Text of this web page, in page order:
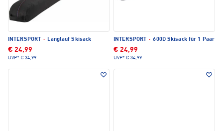
INTERSPORT · Langlauf Skisack
€ 24,99
UVP* € 34,99
INTERSPORT · 600D Skisack für 1 Paar
€ 24,99
UVP* € 34,99